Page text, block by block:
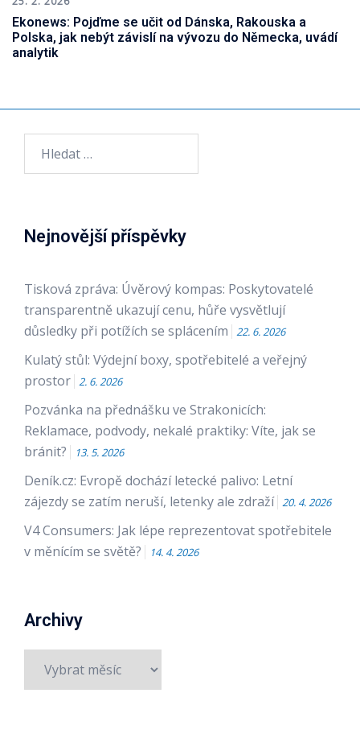
Ekonews: Pojďme se učit od Dánska, Rakouska a
Polska, jak nebýt závislí na vývozu do Německa, uvádí
analytik
Nejnovější příspěvky
Tisková zpráva: Úvěrový kompas: Poskytovatelé
transparentně ukazují cenu, hůře vysvětlují
důsledky při potížích se splácením
22. 6. 2026
Kulatý stůl: Výdejní boxy, spotřebitelé a veřejný
prostor 2. 6. 2026
Pozvánka na přednášku ve Strakonicích:
Reklamace, podvody, nekalé praktiky: Víte, jak se
bránit?
13. 5. 2026
Deník.cz: Evropě dochází letecké palivo: Letní
zájezdy se zatím neruší, letenky ale zdraží 20. 4. 2026
V4 Consumers: Jak lépe reprezentovat spotřebitele
v měnícím se světě?
14. 4. 2026
Archivy